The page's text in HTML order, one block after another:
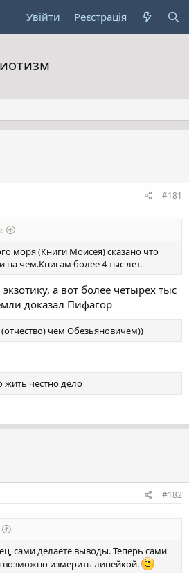
Увійти Реєстрація
#181
моря (Книги Моисея) сказано что
на чем.Книгам более 4 тыс лет.
а вот более четырех тыс
доказал Пифагор
чем Обезьяновичем))
жить честно дело
#182
сами делаете выводы. Теперь сами
возможно измерить линейкой.